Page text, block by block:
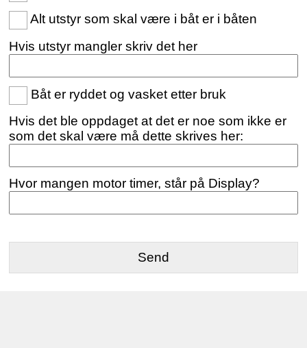
Alt utstyr som skal være i båt er i båten
Hvis utstyr mangler skriv det her
Båt er ryddet og vasket etter bruk
Hvis det ble oppdaget at det er noe som ikke er
som det skal være må dette skrives her:
Hvor mangen motor timer, står på Display?